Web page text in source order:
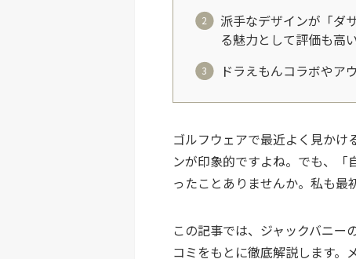
派手なデザインが「ダ
る魅力として評価も高
ドラえもんコラボやア
ゴルフウェアで最近よく見かけ
ンが印象的ですよね。でも、「
ったことありませんか。私も最
この記事では、ジャックバニー
コミをもとに徹底解説します。